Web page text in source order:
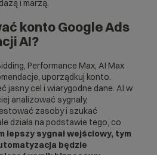
i marżą.
konto Google Ads
AI?
Performance Max, AI Max
uporządkuj konto.
jasny cel i wiarygodne dane. AI w
analizować sygnały,
zasoby i szukać
działa na podstawie tego, co
lepszy sygnał wejściowy, tym
będzie